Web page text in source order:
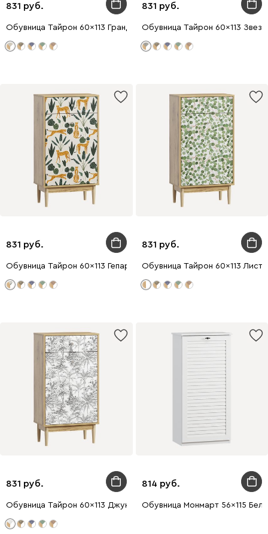
831
Обувница Тайрон 60x113 Гранд
831
Обувница Тайрон 60x113
831
Обувница Тайрон 60x113 Гепард
831
Обувница Тайрон 60x113
831
Обувница Тайрон 60x113 Джунгли
814
Обувница Монмарт 56x115